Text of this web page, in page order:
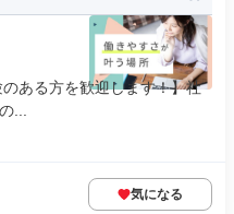
ある方を歓迎します！】社
...
気になる